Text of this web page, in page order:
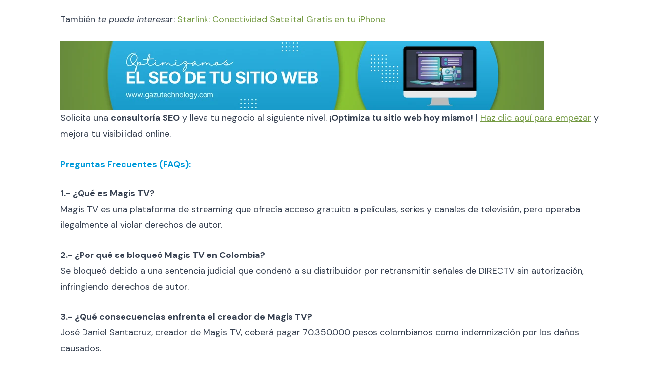
También te puede interesar: Starlink: Conectividad Satelital Gratis en tu iPhone
Solicita una consultoría SEO y lleva tu negocio al siguiente nivel. ¡Optimiza tu sitio web hoy mismo! | Haz clic aquí para empezar y
mejora tu visibilidad online.
Preguntas Frecuentes (FAQs):
1.- ¿Qué es Magis TV?
Magis TV es una plataforma de streaming que ofrecía acceso gratuito a películas, series y canales de televisión, pero operaba
ilegalmente al violar derechos de autor.
2.- ¿Por qué se bloqueó Magis TV en Colombia?
Se bloqueó debido a una sentencia judicial que condenó a su distribuidor por retransmitir señales de DIRECTV sin autorización,
infringiendo derechos de autor.
3.- ¿Qué consecuencias enfrenta el creador de Magis TV?
José Daniel Santacruz, creador de Magis TV, deberá pagar 70.350.000 pesos colombianos como indemnización por los daños
causados.